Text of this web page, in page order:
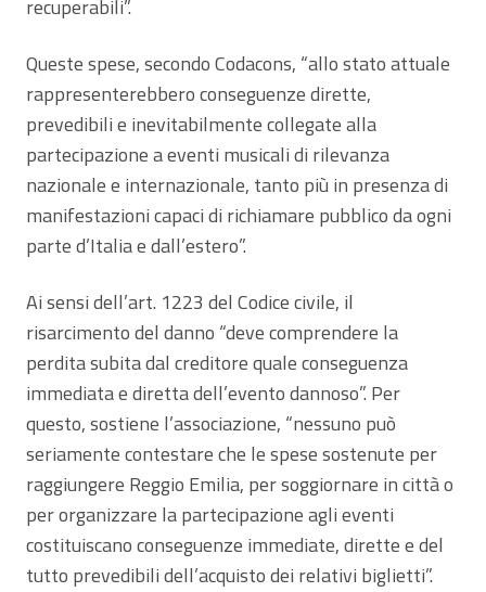
recuperabili”.
Queste spese, secondo Codacons, “allo stato attuale
rappresenterebbero conseguenze dirette,
prevedibili e inevitabilmente collegate alla
partecipazione a eventi musicali di rilevanza
nazionale e internazionale, tanto più in presenza di
manifestazioni capaci di richiamare pubblico da ogni
parte d’Italia e dall’estero”.
Ai sensi dell’art. 1223 del Codice civile, il
risarcimento del danno “deve comprendere la
perdita subita dal creditore quale conseguenza
immediata e diretta dell’evento dannoso”. Per
questo, sostiene l’associazione, “nessuno può
seriamente contestare che le spese sostenute per
raggiungere Reggio Emilia, per soggiornare in città o
per organizzare la partecipazione agli eventi
costituiscano conseguenze immediate, dirette e del
tutto prevedibili dell’acquisto dei relativi biglietti”.